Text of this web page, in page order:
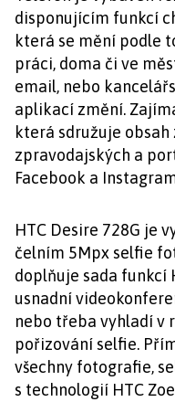
disponujícím funkcí
která se mění podle
práci, doma či ve
email, nebo
aplikací změní.
která sdružuje
zpravodajských a
Facebook a
HTC Desire 728G je
čelním 5Mpx selfie
doplňuje sada funkcí
usnadní
nebo třeba vyhladí v
pořizování selfie.
všechny fotografie,
s technologií HTC